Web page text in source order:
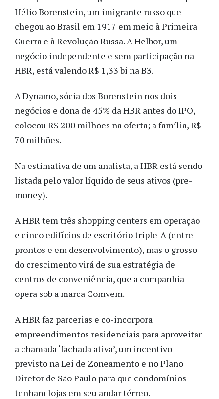
Hélio Borenstein, um imigrante russo que
chegou ao Brasil em 1917 em meio à Primeira
Guerra e à Revolução Russa. A Helbor, um
negócio independente e sem participação na
HBR, está valendo R$ 1,33 bi na B3.
A Dynamo, sócia dos Borenstein nos dois
negócios e dona de 45% da HBR antes do IPO,
colocou R$ 200 milhões na oferta; a família, R$
70 milhões.
Na estimativa de um analista, a HBR está sendo
listada pelo valor líquido de seus ativos (pre-
money).
A HBR tem três shopping centers em operação
e cinco edifícios de escritório triple-A (entre
prontos e em desenvolvimento), mas o grosso
do crescimento virá de sua estratégia de
centros de conveniência, que a companhia
opera sob a marca Comvem.
A HBR faz parcerias e co-incorpora
empreendimentos residenciais para aproveitar
a chamada‘fachada ativa’, um incentivo
previsto na Lei de Zoneamento e no Plano
Diretor de São Paulo para que condomínios
tenham lojas em seu andar térreo.